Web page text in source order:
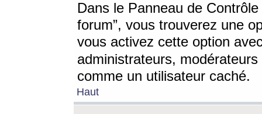
Dans le Panneau de
forum”, vous trouverez une
vous activez cette option
administrateurs,
comme un utilisateur caché.
Haut